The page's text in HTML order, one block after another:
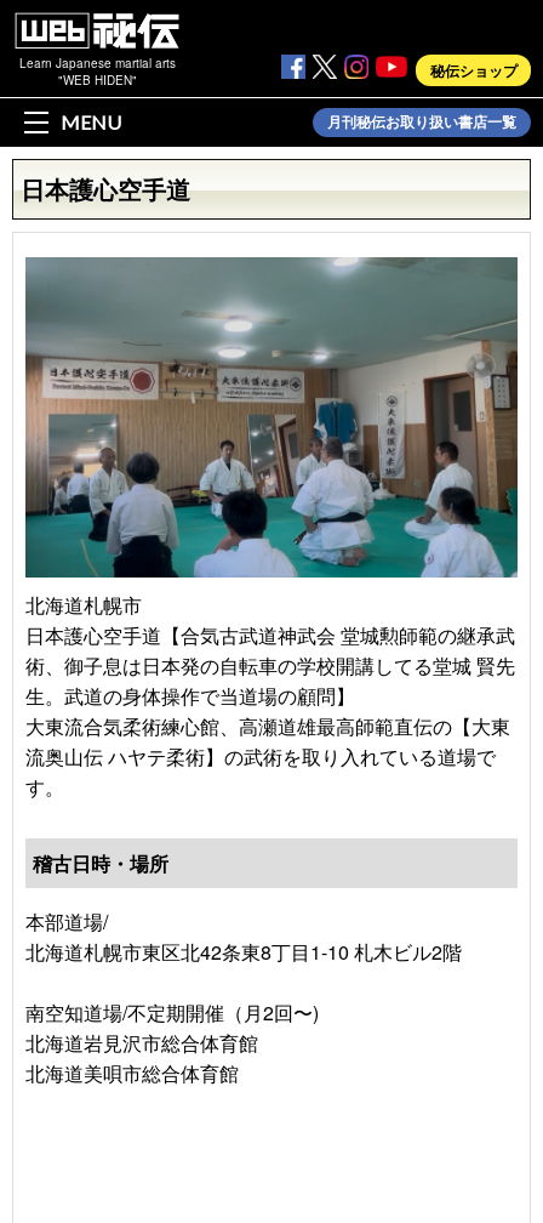
Learn Japanese martial arts
"WEB HIDEN"
秘伝ショップ
MENU 月刊秘伝お取り扱い書店一覧
日本護心空手道
北海道札幌市
日本護心空手道【合気古武道神武会 堂城勲師範の継承武
術、御子息は日本発の自転車の学校開講してる堂城 賢先
生。武道の身体操作で当道場の顧問】
大東流合気柔術練心館、高瀬道雄最高師範直伝の【大東
流奥山伝 ハヤテ柔術】の武術を取り入れている道場で
す。
稽古日時・場所
本部道場/
北海道札幌市東区北42条東8丁目1-10 札木ビル2階
南空知道場/不定期開催（月2回〜)
北海道岩見沢市総合体育館
北海道美唄市総合体育館